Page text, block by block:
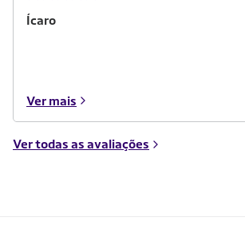
Ícaro
Ver mais
Ver todas as avaliações